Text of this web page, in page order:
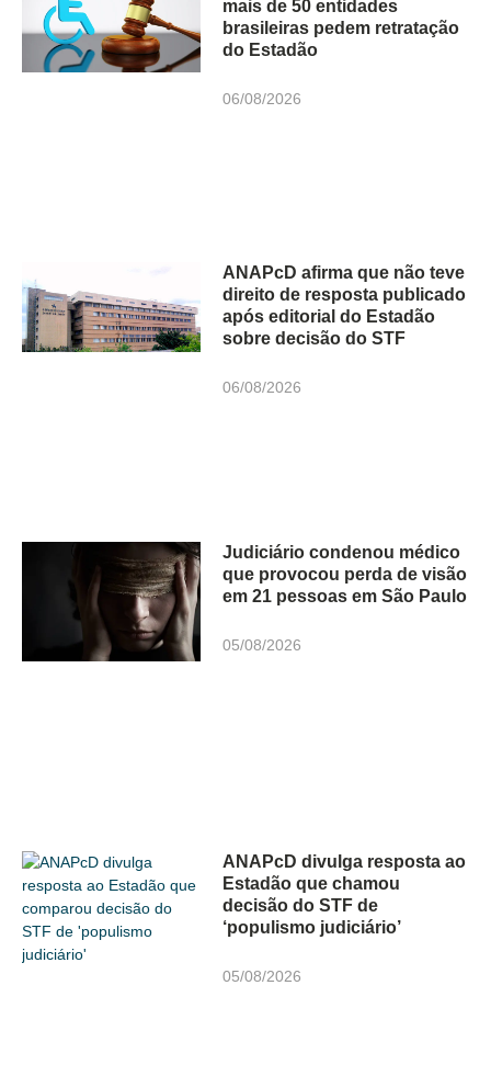
mais de 50 entidades
brasileiras pedem retratação
do Estadão
06/08/2026
ANAPcD afirma que não teve
direito de resposta publicado
após editorial do Estadão
sobre decisão do STF
06/08/2026
Judiciário condenou médico
que provocou perda de visão
em 21 pessoas em São Paulo
05/08/2026
ANAPcD divulga resposta ao
Estadão que chamou
decisão do STF de
‘populismo judiciário’
05/08/2026